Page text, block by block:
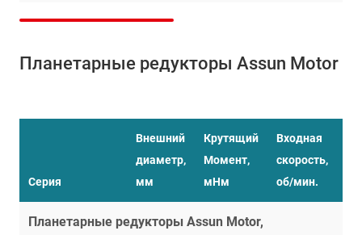
Планетарные редукторы Assun Motor
Серия
Внешний
диаметр,
мм
Крутящий
Момент,
мНм
Входная
скорость,
об/мин.
Планетарные редукторы Assun Motor,